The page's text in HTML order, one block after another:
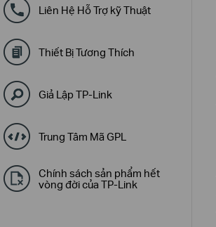
Liên Hệ Hỗ Trợ kỹ Thuật
Thiết Bị Tương Thích
Giả Lập TP-Link
Trung Tâm Mã GPL
Chính sách sản phẩm hết
vòng đời của TP-Link